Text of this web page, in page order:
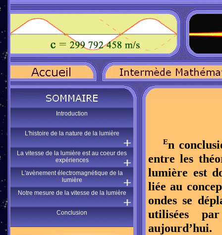
Introduction
L'histoire de la nature de la lumière
La vitesse de la lumière est au coeur des
expériences
L'avènement électromagnétique de la
lumière
Notre mesure de la vitesse de la lumière
Conclusion
En
entre les
lumière est
liée au
ondes se
utilisées
aujourd’hui.